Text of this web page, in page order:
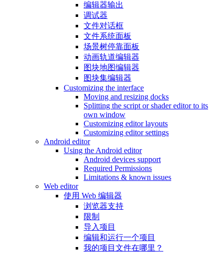
编辑器输出
调试器
文件对话框
文件系统面板
场景树停靠面板
动画轨道编辑器
图块地图编辑器
图块集编辑器
Customizing the interface
Moving and resizing docks
Splitting the script or shader editor to its
own window
Customizing editor layouts
Customizing editor settings
Android editor
Using the Android editor
Android devices support
Required Permissions
Limitations & known issues
Web editor
使用 Web 编辑器
浏览器支持
限制
导入项目
编辑和运行一个项目
我的项目文件在哪里？